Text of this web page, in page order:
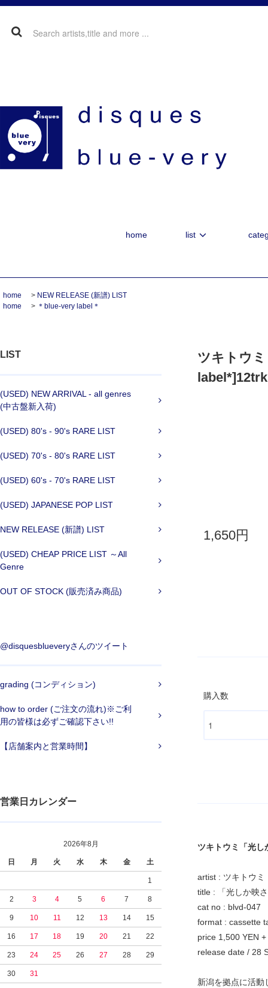
home list
home > NEW RELEASE (新譜) LIST
home
> ＊blue-very label＊
LIST
(USED) NEW ARRIVAL - all genres
(中古盤新入荷)
(USED) 80's - 90's RARE LIST
(USED) 70's - 80's RARE LIST
(USED) 60's - 70's RARE LIST
(USED) JAPANESE POP LIST
NEW RELEASE (新譜) LIST
(USED) CHEAP PRICE LIST ～All
Genre
OUT OF STOCK (販売済み商品)
@disquesblueveryさんのツイート
grading (コンディション)
how to order (ご注文の流れ)※ご利
用の皆様は必ずご確認下さい!!
【店舗案内と営業時間】
営業日カレンダー
2026年8月
日 月 火 水 木 金 土
1
2 3 4 5 6 7 8
9 10 11 12 13 14 15
16 17 18 19 20 21 22
23 24 25 26 27 28 29
30 31
ツキトウ
1,650円
購入数
ツキトウミ「光
artist : ツキトウミ
title : 「光しか映
cat no : blvd-047
format : cassette
price 1,500 YEN +
release date / 28
新潟を拠点に活